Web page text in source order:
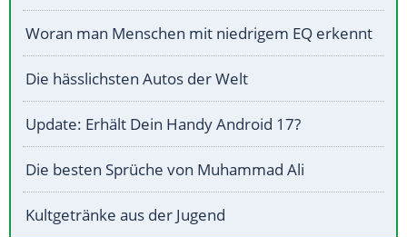
Woran man Menschen mit niedrigem EQ erkennt
Die hässlichsten Autos der Welt
Update: Erhält Dein Handy Android 17?
Die besten Sprüche von Muhammad Ali
Kultgetränke aus der Jugend